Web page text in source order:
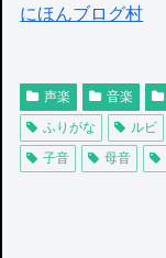
にほんブログ村
声楽 音楽
ふりがな
ルビ
子音
母音